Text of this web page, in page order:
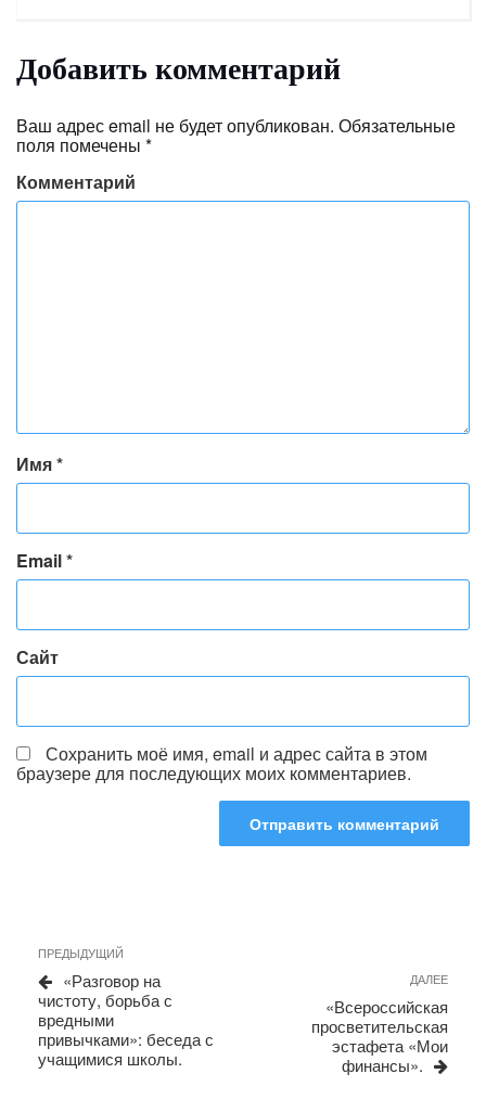
Добавить комментарий
Ваш адрес email не будет опубликован. Обязательные
поля помечены *
Комментарий
Имя*
Email*
Сайт
Сохранить моё имя, email и адрес сайта в этом
браузере для последующих моих комментариев.
Навигация
по
записям
Предыдущая
запись
ПРЕДЫДУЩИЙ
«Разговор на
чистоту, борьба с
вредными
привычками»: беседа с
учащимися школы.
ДАЛЕЕ
«Всероссийская
просветительская
эстафета «Мои
финансы».